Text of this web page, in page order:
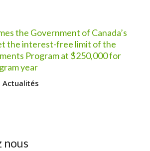
the Government of Canada’s
the interest-free limit of the
Program at $250,000 for
year
Actualités
nous